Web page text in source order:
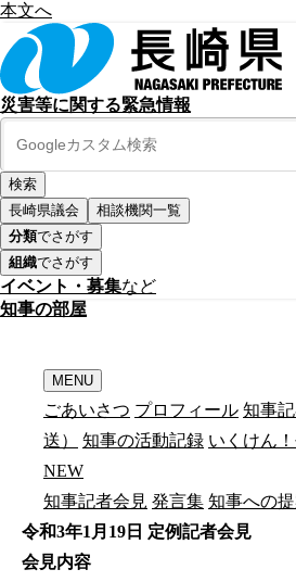
本文へ
災害等に関する緊急情報
長崎県議会
相談機関一覧
分類でさがす
組織でさがす
イベント・募集など
知事の部屋
MENU
ごあいさつ プロフィール 知事
送）
知事の活動記録 いくけん
NEW
知事記者会見 発言集 知事への
令和3年1月19日 定例記者会見
会見内容